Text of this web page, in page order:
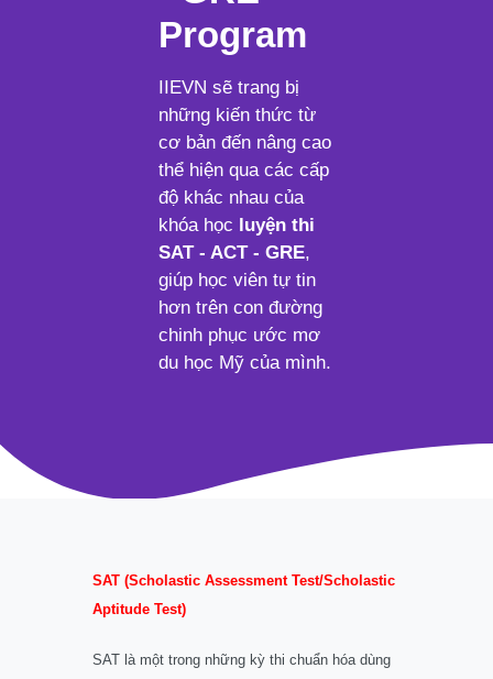
Program
IIEVN sẽ trang bị
những kiến thức từ
cơ bản đến nâng cao
thể hiện qua các cấp
độ khác nhau của
khóa học luyện thi
SAT - ACT - GRE,
giúp học viên tự tin
hơn trên con đường
chinh phục ước mơ
du học Mỹ của mình.
SAT (Scholastic Assessment Test/Scholastic
Aptitude Test)
SAT là một trong những kỳ thi chuẩn hóa dùng